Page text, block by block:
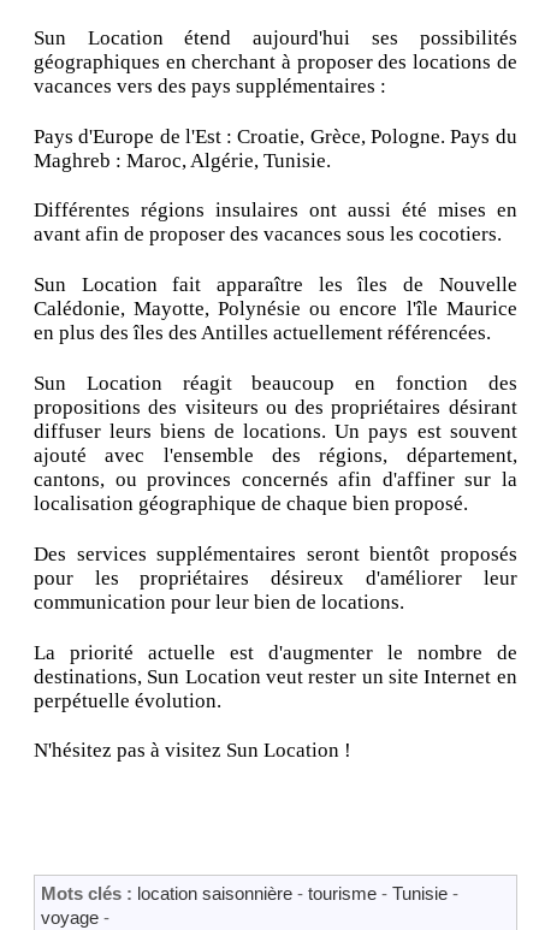
Sun Location étend aujourd'hui ses possibilités
géographiques en cherchant à proposer des locations de
vacances vers des pays supplémentaires :
Pays d'Europe de l'Est : Croatie, Grèce, Pologne. Pays du
Maghreb : Maroc, Algérie, Tunisie.
Différentes régions insulaires ont aussi été mises en
avant afin de proposer des vacances sous les cocotiers.
Sun Location fait apparaître les îles de Nouvelle
Calédonie, Mayotte, Polynésie ou encore l'île Maurice
en plus des îles des Antilles actuellement référencées.
Sun Location réagit beaucoup en fonction des
propositions des visiteurs ou des propriétaires désirant
diffuser leurs biens de locations. Un pays est souvent
ajouté avec l'ensemble des régions, département,
cantons, ou provinces concernés afin d'affiner sur la
localisation géographique de chaque bien proposé.
Des services supplémentaires seront bientôt proposés
pour les propriétaires désireux d'améliorer leur
communication pour leur bien de locations.
La priorité actuelle est d'augmenter le nombre de
destinations, Sun Location veut rester un site Internet en
perpétuelle évolution.
N'hésitez pas à visitez Sun Location !
Mots clés : location saisonnière - tourisme - Tunisie -
voyage -